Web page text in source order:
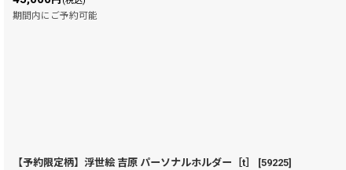
期間内にご予約可能
【予約限定柄】浮世絵 吉原 パーソナルホルダー［t］ [59225]